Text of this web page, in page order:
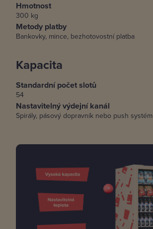
Hmotnost
300 kg
Metody platby
Bankovky, mince, bezhotovostní platba
Kapacita
Standardní počet slotů
54
Nastavitelný výdejní kanál
Spirály, pásový dopravník nebo push systém